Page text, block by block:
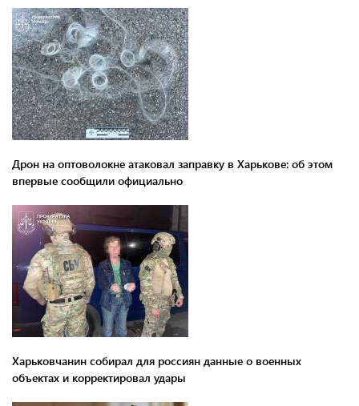
Дрон на оптоволокне атаковал заправку в Харькове: об этом
впервые сообщили официально
Харьковчанин собирал для россиян данные о военных
объектах и ​​корректировал удары